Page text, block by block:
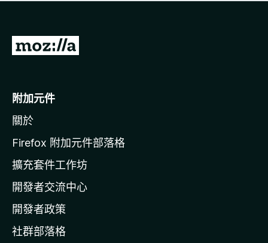
有
前
o
i
l
a
官
網
附加元件
關於
Firefox 附加元件部落格
擴充套件工作坊
開發者交流中心
開發者政策
社群部落格